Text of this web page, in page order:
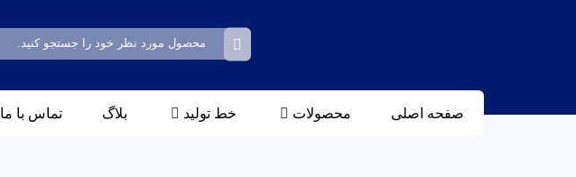
صفحه اصلی محصولات خط تولید بلاگ تماس با ما